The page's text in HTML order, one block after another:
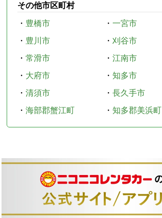
その他市区町村
・ 豊橋市 ・ 一宮市
・ 豊川市 ・ 刈谷市
・ 常滑市 ・ 江南市
・ 大府市 ・ 知多市
・ 清須市 ・ 長久手市
・ 海部郡蟹江町 ・ 知多郡美浜町